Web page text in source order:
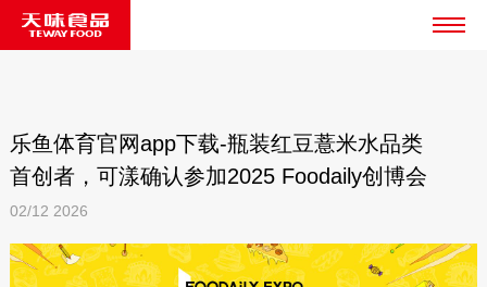
乐鱼体育官网app下载-瓶装红豆薏米水品类
首创者，可漾确认参加2025 Foodaily创博会
02/12 2026